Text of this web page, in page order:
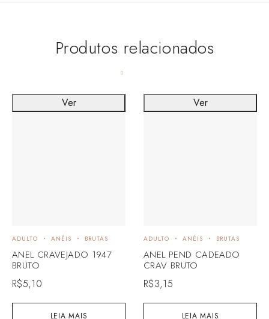
Produtos relacionados
LEIA MAIS
ADULTO ANÉIS BRUTAS
ANEL CRAVEJADO 1947
BRUTO
R$5,10
Ver
LEIA MAIS
ADULTO ANÉIS BRUTAS
ANEL PEND CADEADO
CRAV BRUTO
R$3,15
Ver